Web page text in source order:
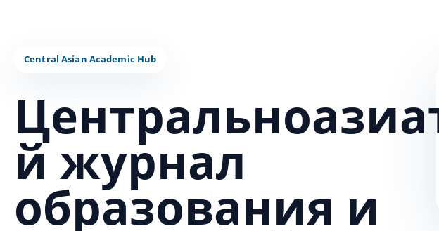
й журнал
образования и